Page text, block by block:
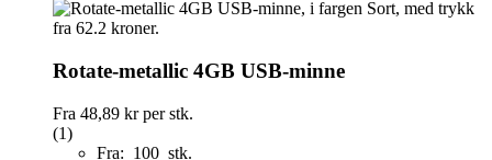
Rotate-metallic 4GB USB-minne
Fra 48,89 krper stk.
(1)
Fra: 100 stk.